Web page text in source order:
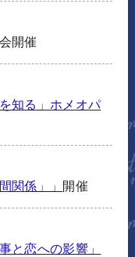
開催
知る」ホメオパ
関係」」 開催
と恋への影響」